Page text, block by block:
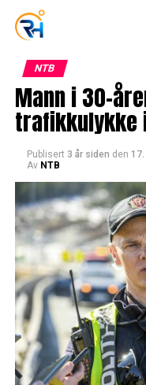
NTB
Mann i 30-
trafikkulykke
Publisert 3 år siden den
Av NTB